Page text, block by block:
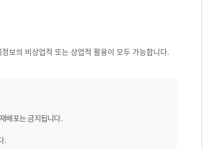
보의 비상업적 또는 상업적 활용이 모두 가능합니다.
배포는 금지됩니다.
.